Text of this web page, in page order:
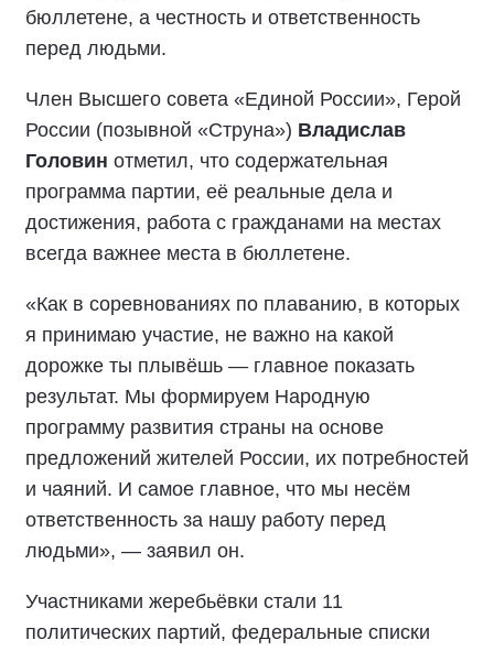
бюллетене, а честность и ответственность
перед людьми.
Член Высшего совета «Единой России», Герой
России (позывной «Струна») Владислав
Головин отметил, что содержательная
программа партии, её реальные дела и
достижения, работа с гражданами на местах
всегда важнее места в бюллетене.
«Как в соревнованиях по плаванию, в которых
я принимаю участие, не важно на какой
дорожке ты плывёшь — главное показать
результат. Мы формируем Народную
программу развития страны на основе
предложений жителей России, их потребностей
и чаяний. И самое главное, что мы несём
ответственность за нашу работу перед
людьми», — заявил он.
Участниками жеребьёвки стали 11
политических партий, федеральные списки